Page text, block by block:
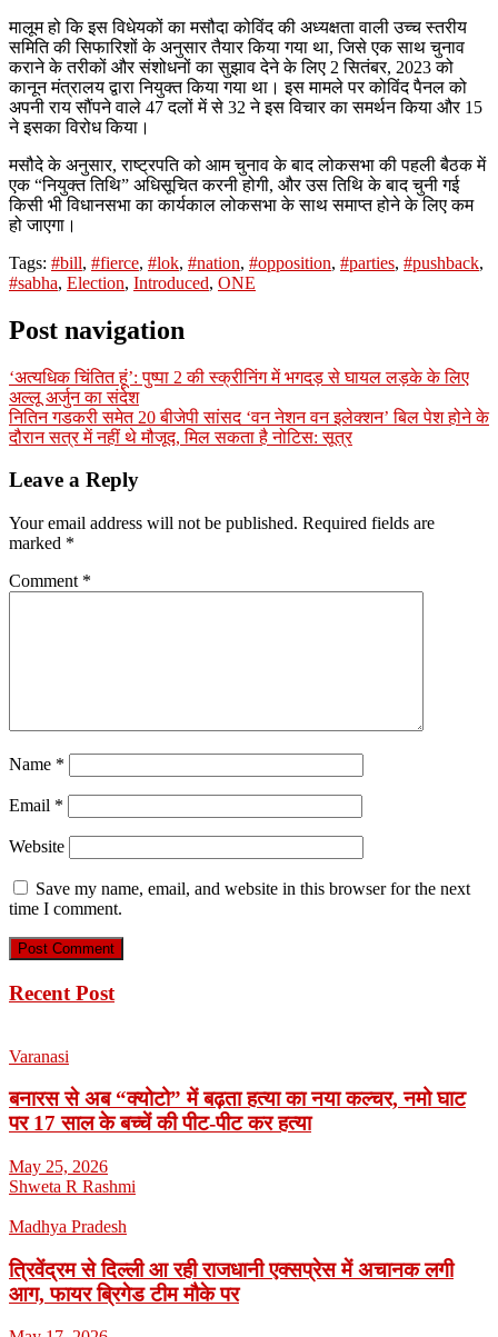
मालूम हो कि इस विधेयकों का मसौदा कोविंद की अध्यक्षता वाली उच्च स्तरीय
समिति की सिफारिशों के अनुसार तैयार किया गया था, जिसे एक साथ चुनाव
कराने के तरीकों और संशोधनों का सुझाव देने के लिए 2 सितंबर, 2023 को
कानून मंत्रालय द्वारा नियुक्त किया गया था। इस मामले पर कोविंद पैनल को
अपनी राय सौंपने वाले 47 दलों में से 32 ने इस विचार का समर्थन किया और 15
ने इसका विरोध किया।
मसौदे के अनुसार, राष्ट्रपति को आम चुनाव के बाद लोकसभा की पहली बैठक में
एक “नियुक्त तिथि” अधिसूचित करनी होगी, और उस तिथि के बाद चुनी गई
किसी भी विधानसभा का कार्यकाल लोकसभा के साथ समाप्त होने के लिए कम
हो जाएगा।
Tags: #bill, #fierce, #lok, #nation, #opposition, #parties, #pushback,
#sabha, Election, Introduced, ONE
Post navigation
‘अत्यधिक चिंतित हूं’: पुष्पा 2 की स्क्रीनिंग में भगदड़ से घायल लड़के के लिए
अल्लू अर्जुन का संदेश
नितिन गडकरी समेत 20 बीजेपी सांसद ‘वन नेशन वन इलेक्शन’ बिल पेश होने के
दौरान सत्र में नहीं थे मौजूद, मिल सकता है नोटिस: सूत्र
Leave a Reply
Your email address will not be published. Required fields are
marked *
Comment *
Name *
Email *
Website
Save my name, email, and website in this browser for the next
time I comment.
Recent Post
Varanasi
बनारस से अब “क्योटो” में बढ़ता हत्या का नया कल्चर, नमो घाट
पर 17 साल के बच्चें की पीट-पीट कर हत्या
May 25, 2026
Shweta R Rashmi
Madhya Pradesh
त्रिवेंद्रम से दिल्ली आ रही राजधानी एक्सप्रेस में अचानक लगी
आग, फायर ब्रिगेड टीम मौके पर